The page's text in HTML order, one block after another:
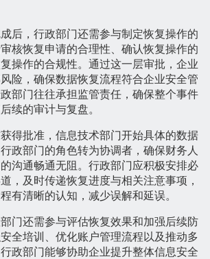
后，行政部门还需参与制定恢复操作的
核恢复申请的合理性、确认恢复操作的
操作的合规性。通过这一层审批，企业
险，确保数据恢复流程符合企业安全管
部门往往承担监管责任，确保整个事件
续的审计与复盘。
得批准，信息技术部门开始具体的数据
政部门的角色转为协调者，确保财务人
沟通畅通无阻。行政部门应积极安排必
，及时传递恢复进度与相关注意事项，
有清晰的认知，减少误解和延误。
门还需参与评估恢复效果和加强后续防
全培训、优化账户管理流程以及推动多
政部门能够协助企业提升整体信息安全